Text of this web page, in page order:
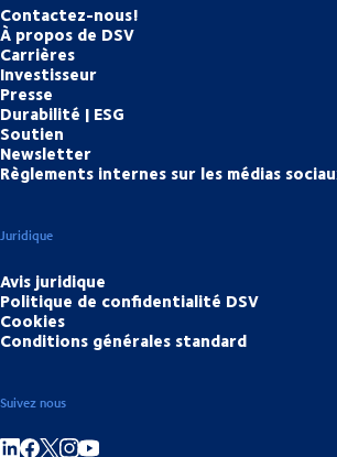
Contactez-nous!
À propos de DSV
Carrières
Investisseur
Presse
Durabilité | ESG
Soutien
Newsletter
Règlements internes sur les médias
Juridique
Avis juridique
Politique de confidentialité DSV
Cookies
Conditions générales standard
Suivez nous